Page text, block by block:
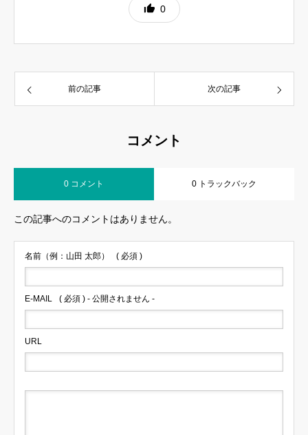
0
前の記事 次の記事
コメント
0 コメント 0 トラックバック
この記事へのコメントはありません。
名前（例：山田 太郎） ( 必須 )
E-MAIL ( 必須 ) - 公開されません -
URL